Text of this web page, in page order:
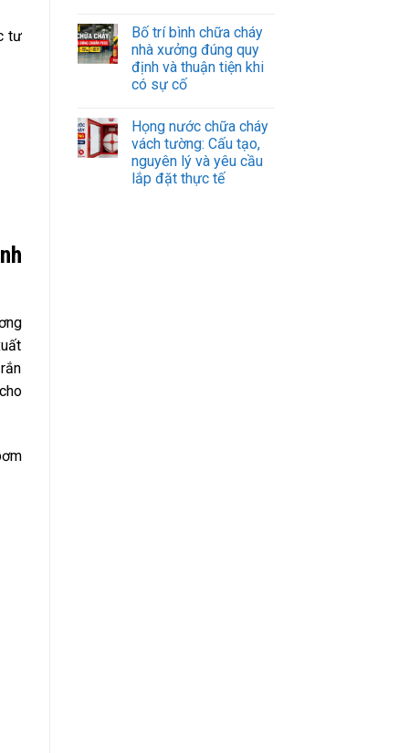
tư
Bố trí bình chữa cháy
nhà xưởng đúng quy
định và thuận tiện khi
có sự cố
Họng nước chữa cháy
vách tường: Cấu tạo,
nguyên lý và yêu cầu
lắp đặt thực tế